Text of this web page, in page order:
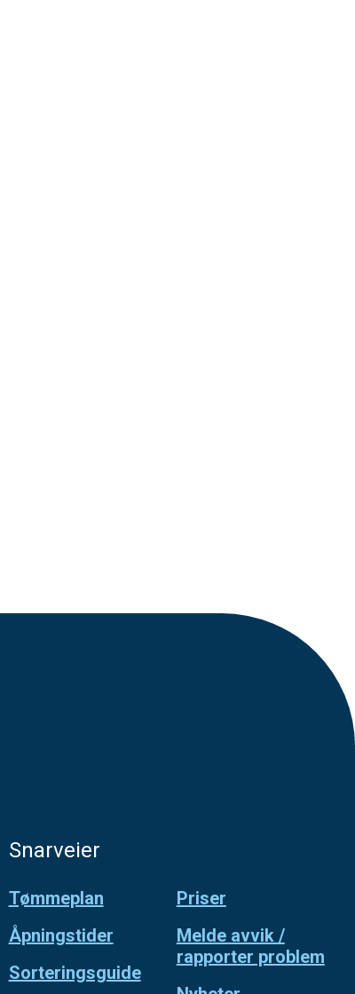
Snarveier
Tømmeplan
Åpningstider
Sorteringsguide
Priser
Melde avvik /
rapporter problem